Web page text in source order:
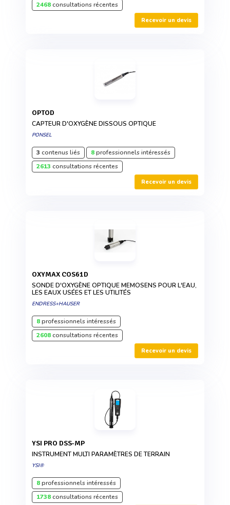
2468consultations récentes
Recevoir un devis
OPTOD
CAPTEUR D'OXYGÈNE DISSOUS OPTIQUE
PONSEL
3 contenus liés 8professionnels intéressés
2613 consultations récentes
Recevoir un devis
OXYMAX COS61D
SONDE D'OXYGÈNE OPTIQUE MEMOSENS POUR L'EAU,
LES EAUX USÉES ET LES UTILITÉS
ENDRESS+HAUSER
8professionnels intéressés
2608consultations récentes
Recevoir un devis
YSI PRO DSS-MP
INSTRUMENT MULTI PARAMÈTRES DE TERRAIN
YSI®
8professionnels intéressés
1738consultations récentes